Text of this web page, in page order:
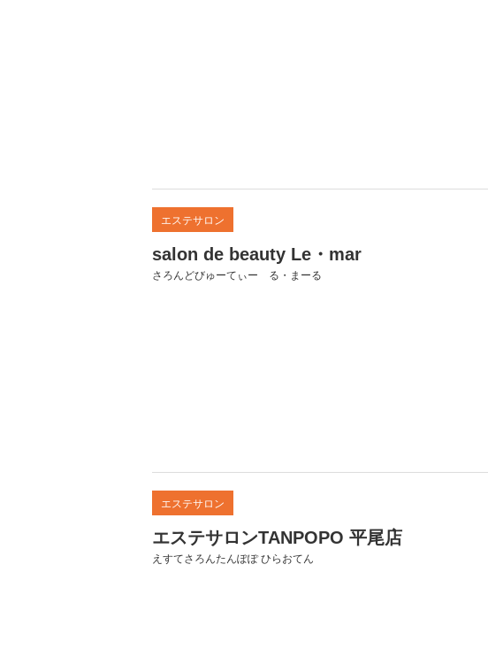
エステサロン
salon de beauty Le・mar
さろんどびゅーてぃー る・まーる
エステサロン
エステサロンTANPOPO 平尾店
えすてさろんたんぽぽ ひらおてん